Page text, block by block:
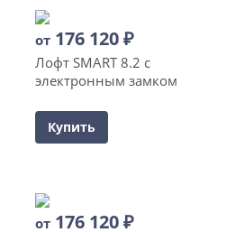
от 176 120₽
Лофт SMART 8.2 с
электронным замком
Купить
от 176 120₽